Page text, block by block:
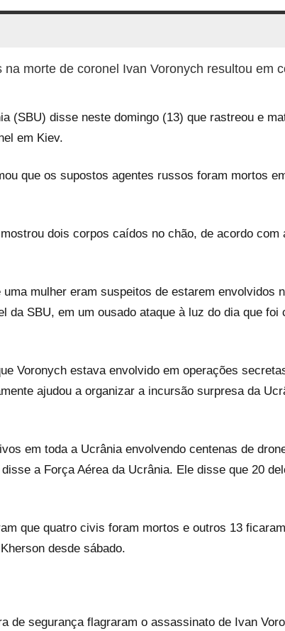
morte de coronel Ivan Voronych resultou em
(SBU) disse neste domingo (13) que rastreou e
em Kiev.
que os supostos agentes russos foram mortos
dois corpos caídos no chão, de acordo com
mulher eram suspeitos de estarem envolvidos
da SBU, em um ousado ataque à luz do dia que foi
Voronych estava envolvido em operações
ajudou a organizar a incursão surpresa da
em toda a Ucrânia envolvendo centenas de
a Força Aérea da Ucrânia. Ele disse que 20
que quatro civis foram mortos e outros 13
desde sábado.
de segurança flagraram o assassinato de Ivan